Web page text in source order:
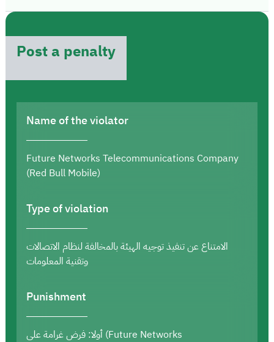
Post a penalty
Name of the violator
Future Networks Telecommunications Company
(Red Bull Mobile)
Type of violation
الامتناع عن تنفيذ توجيه الهيئة بالمخالفة لنظام الاتصالات
وتقنية المعلومات
Punishment
أولا: فرض غرامة على (Future Networks